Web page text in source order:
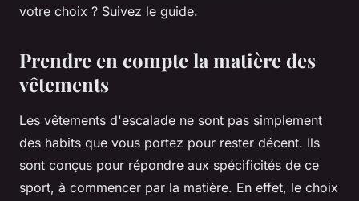
votre choix ? Suivez le guide.
Prendre en compte la matière des
vêtements
Les vêtements d'escalade ne sont pas simplement
des habits que vous portez pour rester décent. Ils
sont conçus pour répondre aux spécificités de ce
sport, à commencer par la matière. En effet, le choix